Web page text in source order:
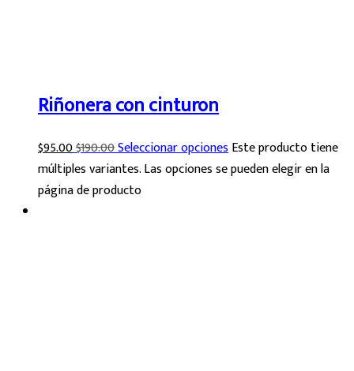
Riñonera con cinturon
$95.00$190.00Seleccionar opcionesEste producto tiene
múltiples variantes. Las opciones se pueden elegir en la
página de producto